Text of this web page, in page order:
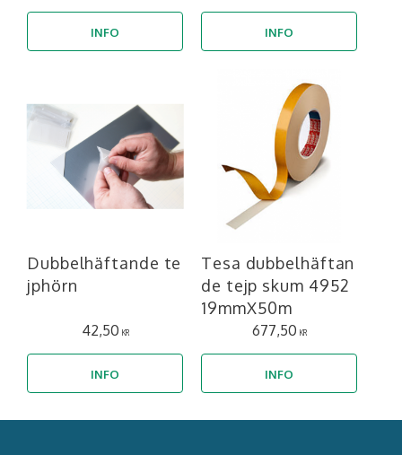
INFO INFO
Dubbelhäftande te
jphörn
42,50 KR
INFO
Tesa dubbelhäftan
de tejp skum 4952
19mmX50m
677,50 KR
INFO